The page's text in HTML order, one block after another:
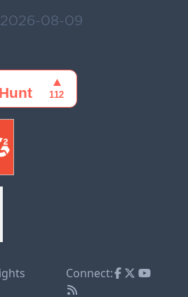
2026-08-09
Connect: